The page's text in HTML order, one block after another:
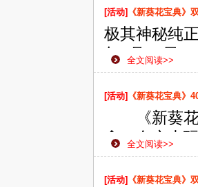
【活动内容
即可获赠珍
【活动奖励
[活动] 《新葵花宝典》
极其神秘纯
年7月26日
款网页游戏
侠之路更加
全文阅读>>
[活动] 《新葵花宝典》
《新葵花
念，在广大
为了给广大
展了此次数
全文阅读>>
[活动] 《新葵花宝典》